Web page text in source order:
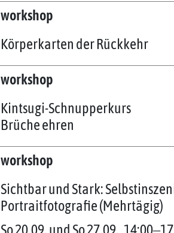
workshop
Körperkarten der Rückkehr
workshop
Kintsugi-Schnupperkurs
Brüche ehren
workshop
Sichtbar und Stark:
Portraitfotografie (Mehrtägig)
So 20.09. und So 27.09.,